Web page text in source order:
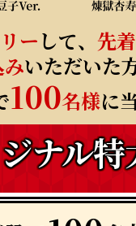
ーして、 先
いただいた
100名様に
ナル